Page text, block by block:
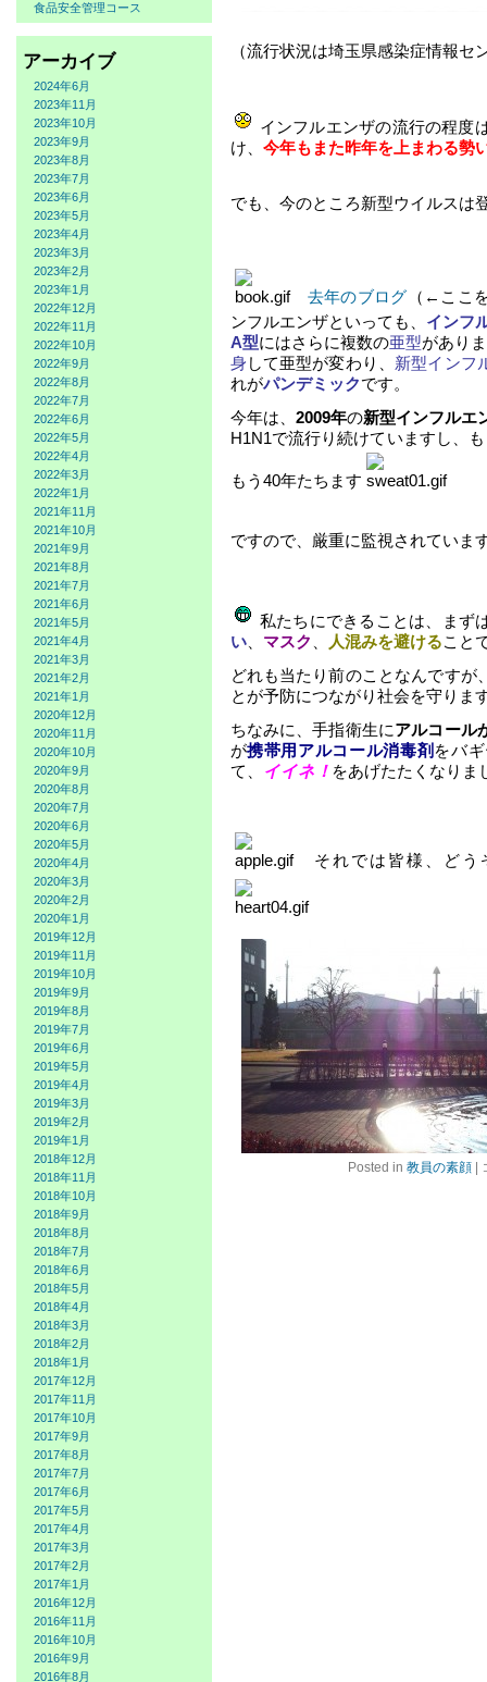
食品安全管理コース
アーカイブ
2024年6月
2023年11月
2023年10月
2023年9月
2023年8月
2023年7月
2023年6月
2023年5月
2023年4月
2023年3月
2023年2月
2023年1月
2022年12月
2022年11月
2022年10月
2022年9月
2022年8月
2022年7月
2022年6月
2022年5月
2022年4月
2022年3月
2022年1月
2021年11月
2021年10月
2021年9月
2021年8月
2021年7月
2021年6月
2021年5月
2021年4月
2021年3月
2021年2月
2021年1月
2020年12月
2020年11月
2020年10月
2020年9月
2020年8月
2020年7月
2020年6月
2020年5月
2020年4月
2020年3月
2020年2月
2020年1月
2019年12月
2019年11月
2019年10月
2019年9月
2019年8月
2019年7月
2019年6月
2019年5月
2019年4月
2019年3月
2019年2月
2019年1月
2018年12月
2018年11月
2018年10月
2018年9月
2018年8月
2018年7月
2018年6月
2018年5月
2018年4月
2018年3月
2018年2月
2018年1月
2017年12月
2017年11月
2017年10月
2017年9月
2017年8月
2017年7月
2017年6月
2017年5月
2017年4月
2017年3月
2017年2月
2017年1月
2016年12月
2016年11月
2016年10月
2016年9月
2016年8月
（流行状況は埼玉県感染症情報
インフルエンザの流行の程度
け、 今年もまた昨年を上まわる勢
でも、今のところ新型ウイルスは
去年のブログ （←ここ
ンフルエンザといっても、 インフ
A型にはさらに複数の亜型があり
身 して亜型が変わり、 新型インフ
れがパンデミックです。
今年は、 2009年の新型インフルエ
H1N1で流行り続けていますし、
もう40年たちます
ですので、厳重に監視されていま
私たちにできることは、まず
い、 マスク 人混みを避けること
どれも当たり前のことなんですが
とが予防につながり社会を守りま
ちなみに、手指衛生にアルコール
が携帯用アルコール消毒剤 をバ
て、
イイネ！ をあげたたくなりま
それでは皆様、どう
Posted in 教員の素顔 |